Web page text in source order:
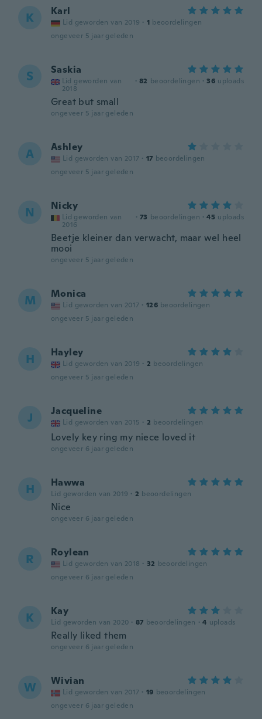
K Karl
Lid geworden van 2019 · 1 beoordelingen
ongeveer 5 jaar geleden
S Saskia
Lid geworden van
2018
· 82 beoordelingen · 36 uploads
Great but small
ongeveer 5 jaar geleden
A Ashley
Lid geworden van 2017 · 17 beoordelingen
ongeveer 5 jaar geleden
N Nicky
Lid geworden van
2016
· 73 beoordelingen · 45 uploads
Beetje kleiner dan verwacht, maar wel heel
mooi
ongeveer 5 jaar geleden
M Monica
Lid geworden van 2017 · 126 beoordelingen
ongeveer 5 jaar geleden
H Hayley
Lid geworden van 2019 · 2 beoordelingen
ongeveer 5 jaar geleden
J Jacqueline
Lid geworden van 2015 · 2 beoordelingen
Lovely key ring my niece loved it
ongeveer 6 jaar geleden
H Hawwa
Lid geworden van 2019 · 2 beoordelingen
Nice
ongeveer 6 jaar geleden
R Roylean
Lid geworden van 2018 · 32 beoordelingen
ongeveer 6 jaar geleden
K Kay
Lid geworden van 2020 · 87 beoordelingen · 4 uploads
Really liked them
ongeveer 6 jaar geleden
W Wivian
Lid geworden van 2017 · 19 beoordelingen
ongeveer 6 jaar geleden